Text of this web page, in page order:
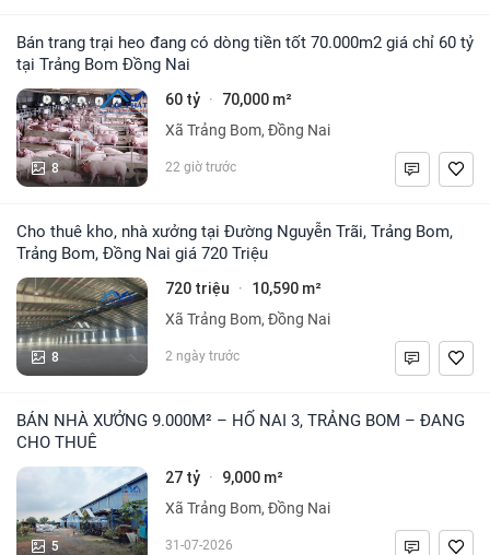
Bán trang trại heo đang có dòng tiền tốt 70.000m2 giá chỉ 60 tỷ
tại Trảng Bom Đồng Nai
8
60 tỷ · 70,000 m²
Xã Trảng Bom, Đồng Nai
22 giờ trước
Cho thuê kho, nhà xưởng tại Đường Nguyễn Trãi, Trảng Bom,
Trảng Bom, Đồng Nai giá 720 Triệu
8
720 triệu · 10,590 m²
Xã Trảng Bom, Đồng Nai
2 ngày trước
BÁN NHÀ XƯỞNG 9.000M² – HỐ NAI 3, TRẢNG BOM – ĐANG
CHO THUÊ
5
27 tỷ · 9,000 m²
Xã Trảng Bom, Đồng Nai
31-07-2026